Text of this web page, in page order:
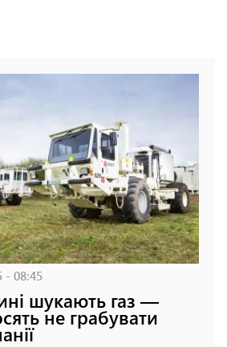
- 08:45
шукають газ —
не грабувати